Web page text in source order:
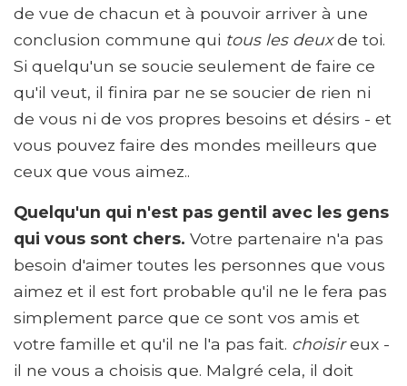
de vue de chacun et à pouvoir arriver à une
conclusion commune qui tous les deuxde toi.
Si quelqu'un se soucie seulement de faire ce
qu'il veut, il finira par ne se soucier de rien ni
de vous ni de vos propres besoins et désirs - et
vous pouvez faire des mondes meilleurs que
ceux que vous aimez..
Quelqu'un qui n'est pas gentil avec les gens
qui vous sont chers. Votre partenaire n'a pas
besoin d'aimer toutes les personnes que vous
aimez et il est fort probable qu'il ne le fera pas
simplement parce que ce sont vos amis et
votre famille et qu'il ne l'a pas fait. choisireux -
il ne vous a choisis que. Malgré cela, il doit